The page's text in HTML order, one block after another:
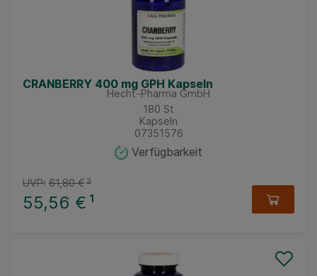
CRANBERRY 400 mg GPH Kapseln
Hecht-Pharma GmbH
180 St
Kapseln
07351576
Verfügbarkeit
55,56 € ¹
UVP: 61,80 €³